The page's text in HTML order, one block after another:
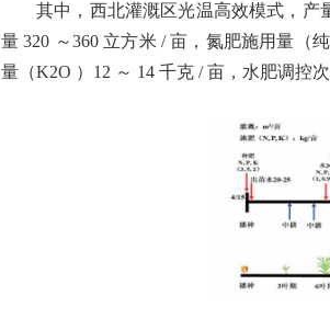
其中，西北灌溉区光温高效模式，产
量320 ～360 立方米 /亩，氮肥施用量（
量（K2O ） 12 ～ 14 千克 /亩，水肥调控